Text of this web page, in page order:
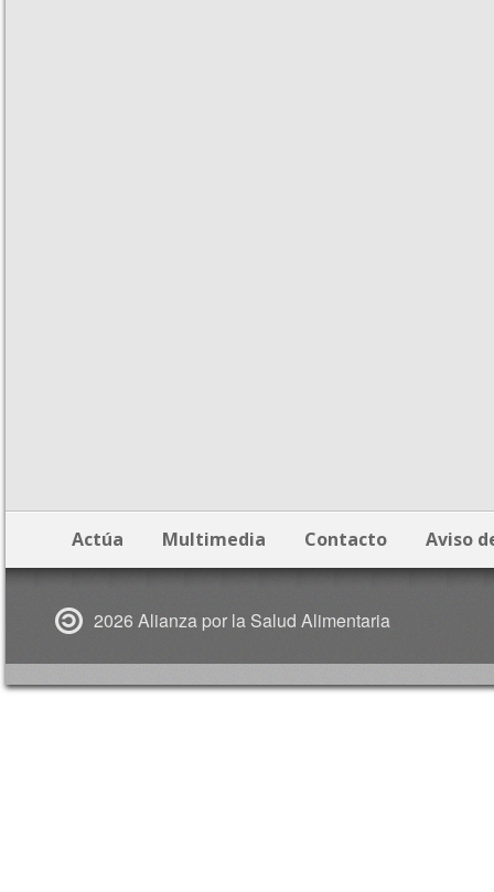
Actúa Multimedia Contacto Aviso
2026 Alianza por la Salud Alimentaria